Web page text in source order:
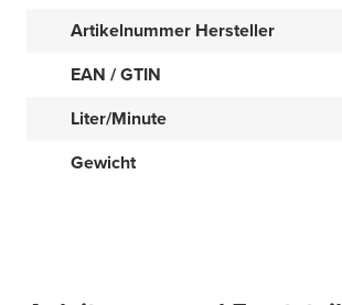
Artikelnummer Hersteller
EAN / GTIN
Liter/Minute
Gewicht